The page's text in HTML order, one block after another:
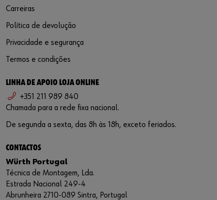
Carreiras
Política de devolução
Privacidade e segurança
Termos e condições
LINHA DE APOIO LOJA ONLINE
+351 211 989 840
Chamada para a rede fixa nacional.
De segunda a sexta, das 8h às 18h, exceto feriados.
CONTACTOS
Würth Portugal
Técnica de Montagem, Lda.
Estrada Nacional 249-4
Abrunheira 2710-089 Sintra, Portugal